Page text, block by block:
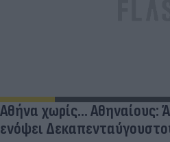
Αθήνα χωρίς… Αθηναίους:
ενόψει